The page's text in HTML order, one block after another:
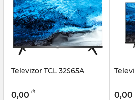
Televizor TCL 32S65A
0,00 ₼ 0,00